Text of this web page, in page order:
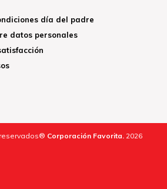
día del padre
datos personales
Corporación Favorita. 2026